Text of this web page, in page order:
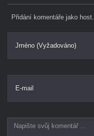
Přidání komentáře jako host.
Jméno (Vyžadováno)
E-mail